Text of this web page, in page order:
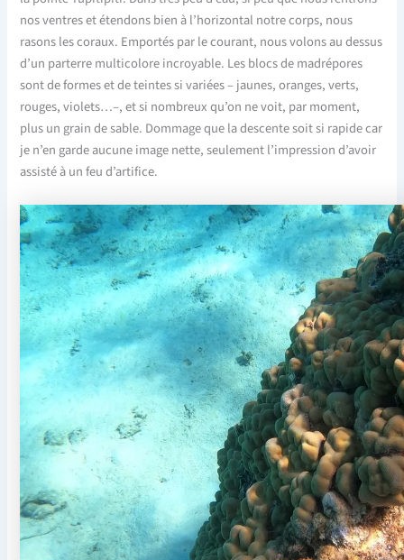
nos ventres et étendons bien à l’horizontal notre corps, nous
rasons les coraux. Emportés par le courant, nous volons au dessus
d’un parterre multicolore incroyable. Les blocs de madrépores
sont de formes et de teintes si variées – jaunes, oranges, verts,
rouges, violets…–, et si nombreux qu’on ne voit, par moment,
plus un grain de sable. Dommage que la descente soit si rapide car
je n’en garde aucune image nette, seulement l’impression d’avoir
assisté à un feu d’artifice.